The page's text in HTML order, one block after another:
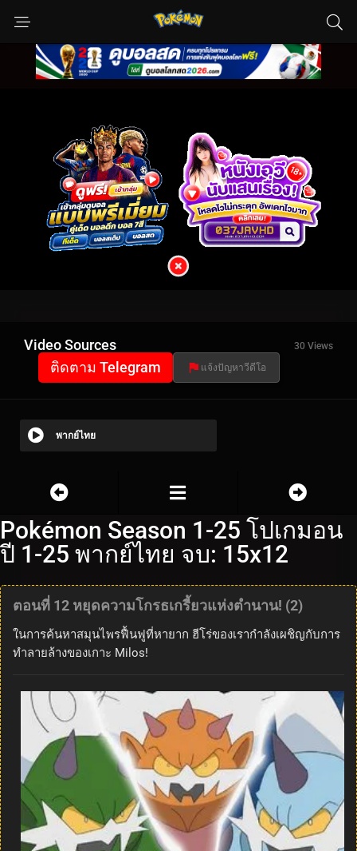
Video Sources 30 Views
ติดตาม Telegram แจ้งปัญหาวีดีโอ
พากย์ไทย
Pokémon Season 1-25 โปเกมอน
ปี 1-25 พากย์ไทย จบ: 15x12
ตอนที่ 12 หยุดความโกรธเกรี้ยวแห่งตำนาน! (2)
ในการค้นหาสมุนไพรฟื้นฟูที่หายาก ฮีโร่ของเรากำลังเผชิญกับการ
ทำลายล้างของเกาะ Milos!